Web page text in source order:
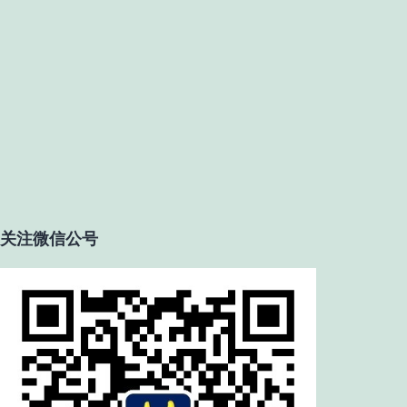
关注微信公号